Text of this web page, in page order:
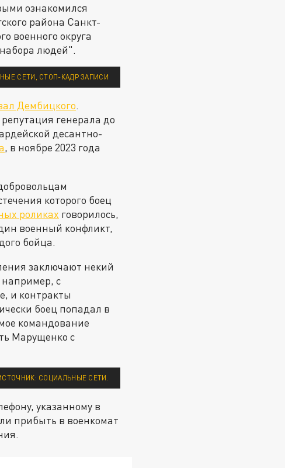
ознакомился
района Санкт-
военного округа
людей".
СЕТИ, СТОП-КАДР ЗАПИСИ
Дембицкого.
генерала до
десантно-
, в ноябре 2023 года
которого боец
роликах говорилось,
военный конфликт,
бойца.
заключают некий
например, с
и контракты
боец попадал в
командование
Марущенко с
СОЦИАЛЬНЫЕ СЕТИ.
указанному в
прибыть в военкомат